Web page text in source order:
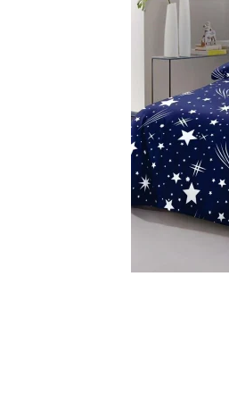
Lenjerii de finet Iprimate Digital
Lenjerii de pat Finet + 2 Draperii
Lenjerii de pat Saten 4 piese cu